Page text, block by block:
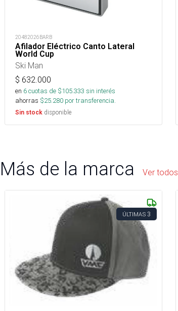
20482026BARB
Afilador Eléctrico Canto Lateral
World Cup
Ski Man
$ 632.000
en 6cuotas de $105.333 sin interés
ahorras $25.280 por transferencia.
Sin stock disponible
Más de la marca Ver todos
ÚLTIMAS 3